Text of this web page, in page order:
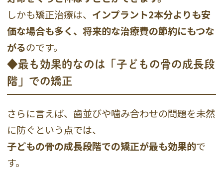
しかも矯正治療は、 インプラント2本分よりも安
価な場合も多く、将来的な治療費の節約にもつな
がるのです。
◆最も効果的なのは「子どもの骨の成長段
階」での矯正
さらに言えば、歯並びや噛み合わせの問題を未然
に防ぐという点では、
子どもの骨の成長段階での矯正が最も効果的で
す。